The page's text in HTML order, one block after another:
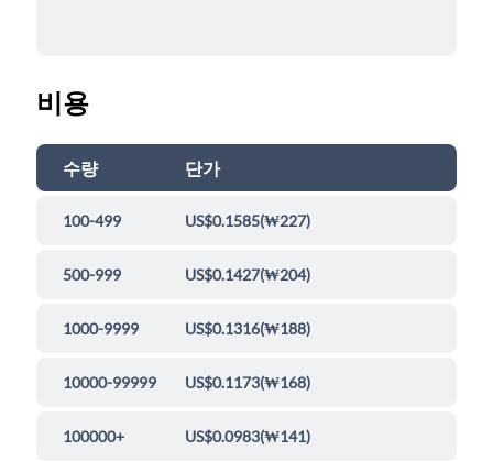
비용
수량 단가
100-499 US$0.1585(₩227)
500-999 US$0.1427(₩204)
1000-9999 US$0.1316(₩188)
10000-99999 US$0.1173(₩168)
100000+ US$0.0983(₩141)